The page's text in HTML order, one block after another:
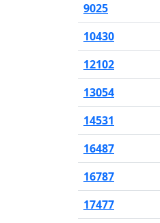
9025
10430
12102
13054
14531
16487
16787
17477